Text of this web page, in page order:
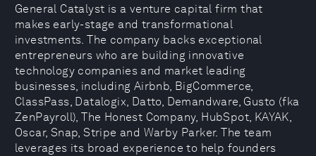
General Catalyst is a venture capital firm that
makes early-stage and transformational
investments. The company backs exceptional
entrepreneurs who are building innovative
technology companies and market leading
businesses, including Airbnb, BigCommerce,
ClassPass, Datalogix, Datto, Demandware, Gusto (fka
ZenPayroll), The Honest Company, HubSpot, KAYAK,
Oscar, Snap, Stripe and Warby Parker. The team
leverages its broad experience to help founders